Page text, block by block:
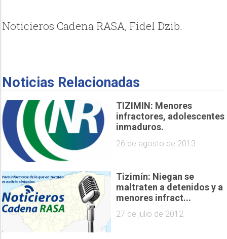
Noticieros Cadena RASA, Fidel Dzib.
Noticias Relacionadas
TIZIMIN: Menores
infractores, adolescentes
inmaduros.
26 de agosto de 2013
Tizimín: Niegan se
maltraten a detenidos y a
menores infract...
27 de julio de 2012